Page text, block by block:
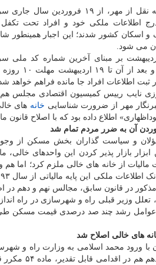
به گزارش پلات به نقل از مهر، از ۱۹ فروردین
اطلاعات ملکی خود و افراد تحت تکفل
و اسکان کشور شدند؛ این اجبار همینطور
می شود.
فرایند تا ۹ اردیبهشت بر مبنای آخرین شماره کد
خانوار ادامه دارد و بعد
ثبت اطلاعات افراد جا مانده فراهم خواهد
نایب رییس کمیسیون اقتصادی مجلس هم
مهر از ضرورت شناسایی خانه های
اطلاع داده بود که با اصلاح قانون
آن به ضرر مردم تمام شد
و سیاست گذاران بخش مسکن از وجود
مالیات از خانه های خالی ملزم کرد؛ اما
مذکور در قانون سابق، مجالس نهم و دهم در
تعلل وزیر قبلی راه و شهرسازی در راه
های خالی اصلاح شد
با ورود محمد اسلامی به وزارت راه و
خالی،